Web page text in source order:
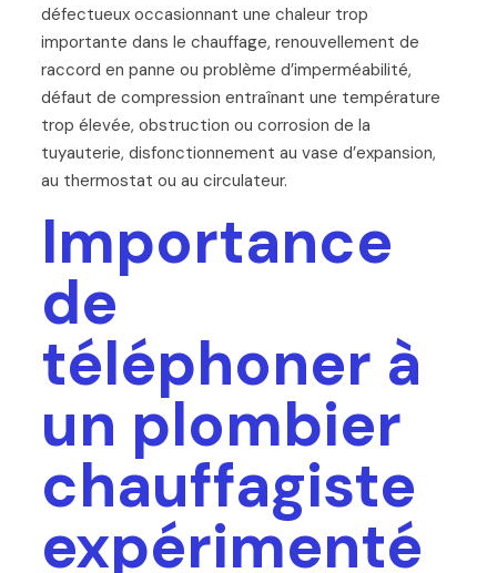
défectueux occasionnant une chaleur trop
importante dans le chauffage, renouvellement de
raccord en panne ou problème d’imperméabilité,
défaut de compression entraînant une température
trop élevée, obstruction ou corrosion de la
tuyauterie, disfonctionnement au vase d’expansion,
au thermostat ou au circulateur.
Importance
de
téléphoner à
un plombier
chauffagiste
expérimenté